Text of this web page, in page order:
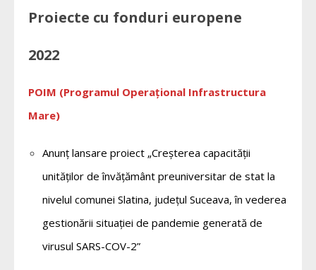
Proiecte cu fonduri europene
2022
POIM (Programul Operațional Infrastructura
Mare)
Anunț lansare proiect „Creșterea capacității
unităților de învățământ preuniversitar de stat la
nivelul comunei Slatina, județul Suceava, în vederea
gestionării situației de pandemie generată de
virusul SARS-COV-2”